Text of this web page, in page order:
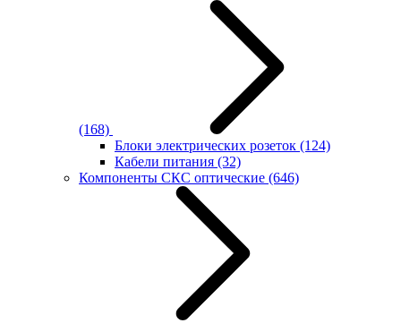
(168)
Блоки электрических розеток (124)
Кабели питания (32)
Компоненты СКС оптические (646)